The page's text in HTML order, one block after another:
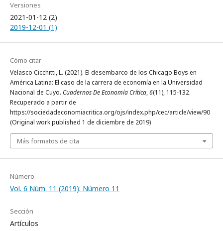
Versiones
2021-01-12 (2)
2019-12-01 (1)
Cómo citar
Velasco Cicchitti, L. (2021). El desembarco de los Chicago Boys en
América Latina: El caso de la carrera de economía en la Universidad
Nacional de Cuyo. Cuadernos De Economía Crítica,6(11), 115-132.
Recuperado a partir de
https://sociedadeconomiacritica.org/ojs/index.php/cec/article/view/90
(Original work published 1 de diciembre de 2019)
Más formatos de cita
Número
Vol. 6 Núm. 11 (2019): Número 11
Sección
Artículos